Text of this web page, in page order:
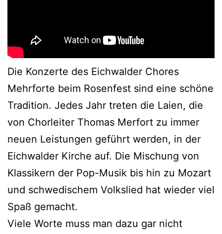
Die Konzerte des Eichwalder Chores
Mehrforte beim Rosenfest sind eine schöne
Tradition. Jedes Jahr treten die Laien, die
von Chorleiter Thomas Merfort zu immer
neuen Leistungen geführt werden, in der
Eichwalder Kirche auf. Die Mischung von
Klassikern der Pop-Musik bis hin zu Mozart
und schwedischem Volkslied hat wieder viel
Spaß gemacht.
Viele Worte muss man dazu gar nicht